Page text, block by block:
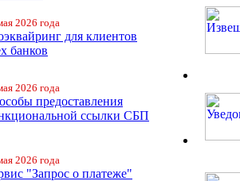
2026 года
для клиентов
банков
2026 года
предоставления
ссылки СБП
2026 года
"Запрос о платеже"